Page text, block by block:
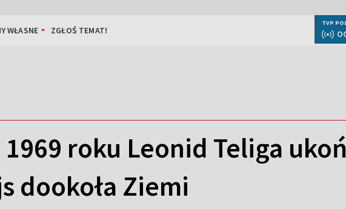
WŁASNE ZGŁOŚ TEMAT!
TVP
roku Leonid Teliga
dookoła Ziemi